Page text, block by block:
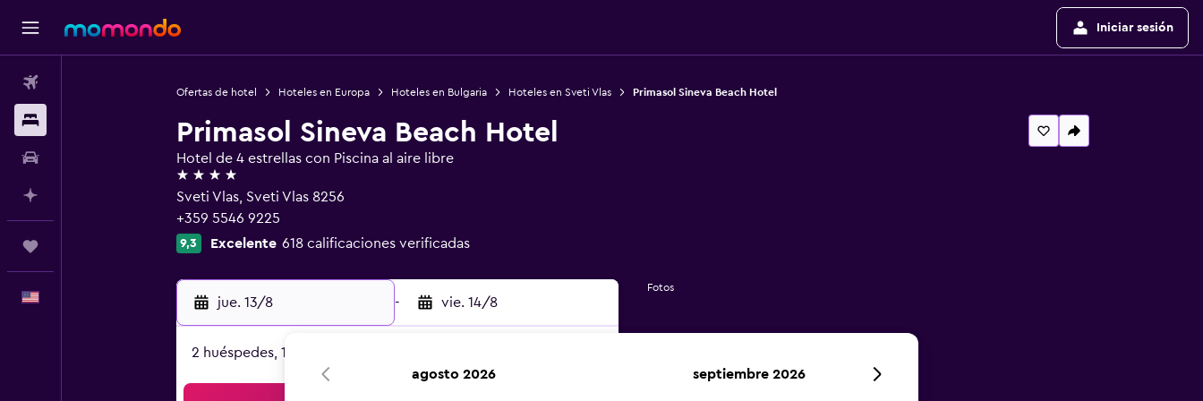
Iniciar sesión
Ofertas de hotel Hoteles en Europa Hoteles en Bulgaria Hoteles en Sveti Vlas Primasol Sineva Beach Hotel
Primasol Sineva Beach Hotel
Hotel de 4 estrellas con Piscina al aire libre
4 estrellas
Sveti Vlas, Sveti Vlas 8256
+359 5546 9225
9,3 Excelente 618 calificaciones verificadas
jue. 13/8 - vie. 14/8
2 huéspedes, 1 habitación
Fotos
agosto 2026 septiembre 2026